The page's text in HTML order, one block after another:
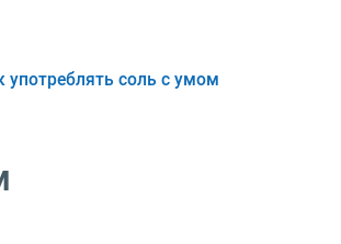
употреблять соль с умом